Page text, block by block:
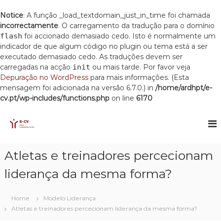
Notice: A função _load_textdomain_just_in_time foi chamada
incorrectamente. O carregamento da tradução para o domínio
flash foi accionado demasiado cedo. Isto é normalmente um
indicador de que algum código no plugin ou tema está a ser
executado demasiado cedo. As traduções devem ser
carregadas na acção init ou mais tarde. Por favor veja
Depuração no WordPress para mais informações. (Esta
mensagem foi adicionada na versão 6.7.0.) in /home/ardhpt/e-
cv.pt/wp-includes/functions.php on line 6170
C
o
p
e
Atletas e treinadores percecionam
liderança da mesma forma?
Home
Modelo Liderança
Atletas e treinadores percecionam liderança da mesma forma?